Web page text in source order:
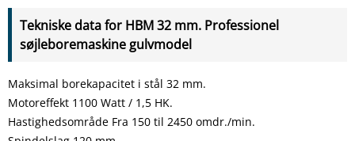
Tekniske data for HBM 32 mm. Professionel
søjleboremaskine gulvmodel
Maksimal borekapacitet i stål 32 mm.
Motoreffekt 1100 Watt / 1,5 HK.
Hastighedsområde Fra 150 til 2450 omdr./min.